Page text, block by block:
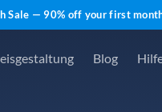
Sale — 90% off your first
Blog